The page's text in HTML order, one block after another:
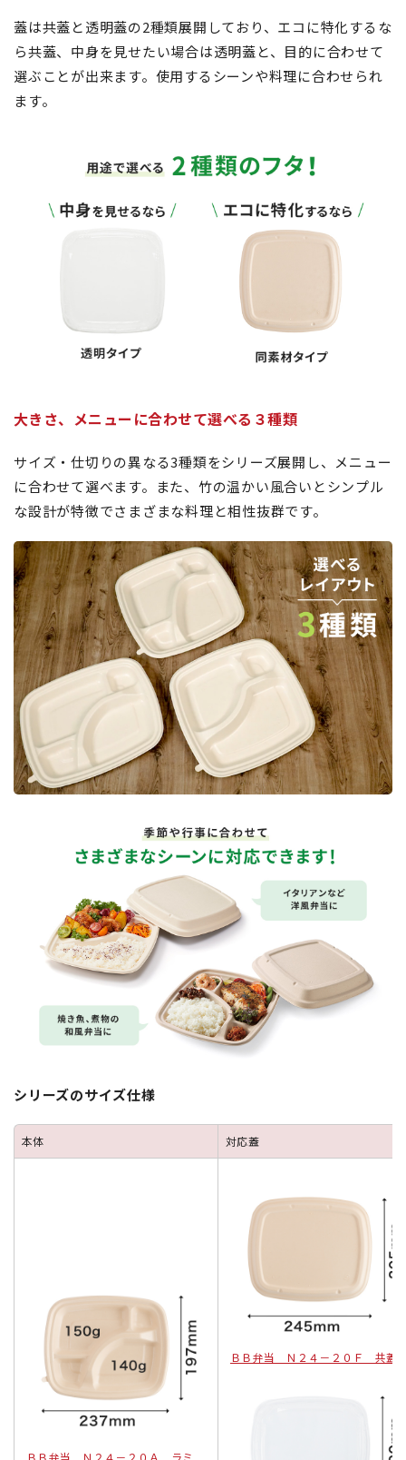
蓋は共蓋と透明蓋の2種類展開しており、エコに特化するな
ら共蓋、中身を見せたい場合は透明蓋と、目的に合わせて
選ぶことが出来ます。使用するシーンや料理に合わせられ
ます。
大きさ、メニューに合わせて選べる３種類
サイズ・仕切りの異なる3種類をシリーズ展開し、メニュー
に合わせて選べます。また、竹の温かい風合いとシンプル
な設計が特徴でさまざまな料理と相性抜群です。
シリーズのサイズ仕様
本体 対応蓋
ＢＢ弁当 Ｎ２４－２０Ｆ 共蓋